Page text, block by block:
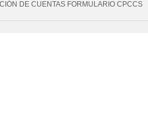
DE CUENTAS FORMULARIO CPCCS